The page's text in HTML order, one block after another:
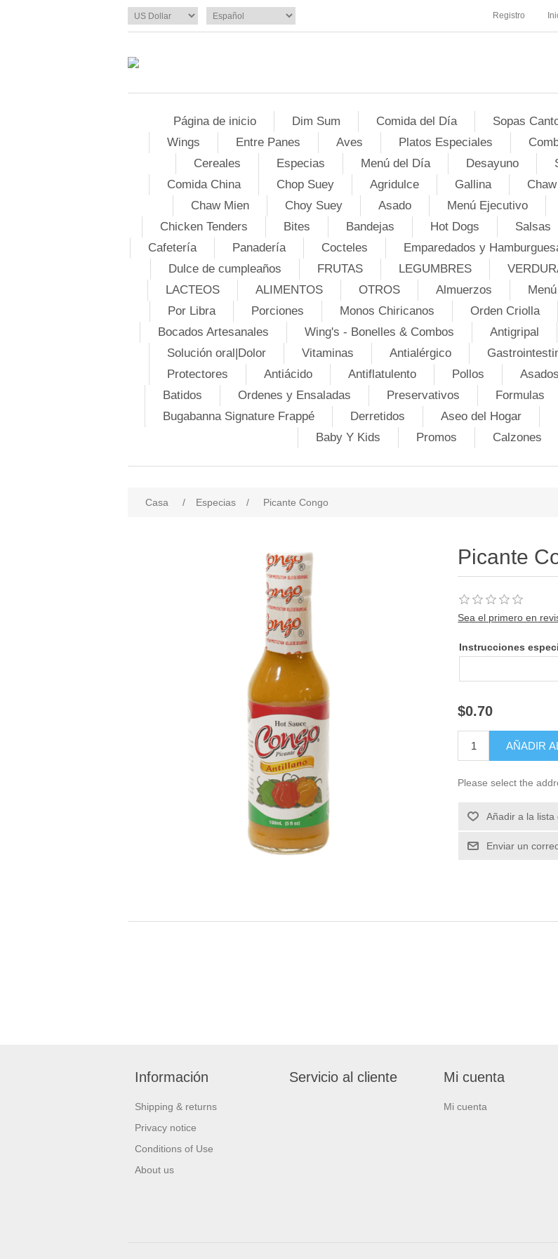
Registro
Página de inicio Dim Sum Comida del Día Sopas
Wings
Entre Panes Aves Platos Especiales
Cereales
Especias Menú del Día Desayuno
Comida China
Chop Suey Agridulce Gallina
Chaw Mien
Choy Suey Asado Menú Ejecutivo
Chicken Tenders
Bites Bandejas Hot Dogs Salsas
Cafetería
Panadería Cocteles Emparedados y
Dulce de cumpleaños
FRUTAS LEGUMBRES
LACTEOS
ALIMENTOS OTROS Almuerzos
Por Libra
Porciones Monos Chiricanos Orden Criolla
Bocados Artesanales
Wing's - Bonelles & Combos Antigripal
Solución oral|Dolor
Vitaminas Antialérgico
Protectores
Antiácido Antiflatulento Pollos Asados
Batidos
Ordenes y Ensaladas Preservativos Formulas
Bugabanna Signature Frappé
Derretidos Aseo del Hogar
Baby Y Kids
Promos Calzones
Casa / Especias / Picante Congo
Picante
Sea el primero en
Instrucciones
$0.70
Please select the
Información
Shipping & returns
Privacy notice
Conditions of Use
About us
Servicio al cliente Mi cuenta
Mi cuenta